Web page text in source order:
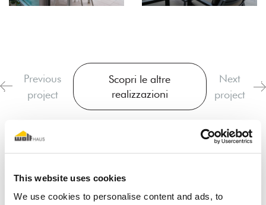
This website uses cookies
We use cookies to personalise content and ads, to
Previous
project
Scopri le altre
realizzazioni
Next
project